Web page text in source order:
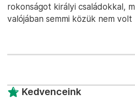
rokonságot királyi családokkal,
valójában semmi közük nem volt
Kedvenceink